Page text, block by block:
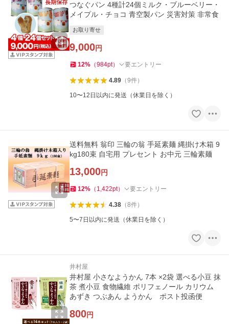
つなぐパン 4種計24個ミルク・ブルーベリー・
メイプル・チョコ 青空製パン 災害対策 非常食
お取り寄せ
9,000円
12% （984pt） 要エントリー
4.89（9件）
10〜12日以内に発送（休業日を除く）
送料無料 翁印 三輪の翁 手延素麺 縄掛け木箱 9
kg180束 自宅用 プレセント お中元 三輪素麺
13,000円
12% （ 1,422pt） 要エントリー
4.38（8件）
5〜7日以内に発送（休業日を除く）
井村屋
井村屋 小さなようかん 7本 ×2袋 選べる小豆 抹
茶 煮小豆 食物繊維 ポリフェノール カリウム
あずき つぶあん ようかん ポスト投函便
800円